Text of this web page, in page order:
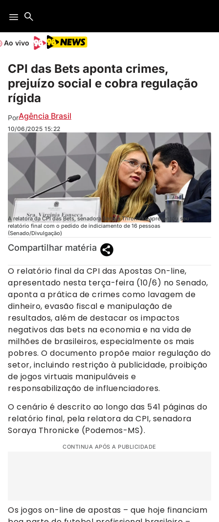
Ao vivo
CPI das Bets aponta crimes,
prejuízo social e cobra regulação
rígida
PorAgência Brasil
10/06/2025 15:22
A relatora da CPI das Bets, senadora Soraya Thronicke apresentou seu
relatório final com o pedido de indiciamento de 16 pessoas
(Senado/Divulgação)
Compartilhar matéria
O relatório final da CPI das Apostas On-line,
apresentado nesta terça-feira (10/6) no Senado,
aponta a prática de crimes como lavagem de
dinheiro, evasão fiscal e manipulação de
resultados, além de destacar os impactos
negativos das bets na economia e na vida de
milhões de brasileiros, especialmente os mais
pobres. O documento propõe maior regulação do
setor, incluindo restrição à publicidade, proibição
de jogos virtuais manipuláveis e
responsabilização de influenciadores.
O cenário é descrito ao longo das 541 páginas do
relatório final, pela relatora da CPI, senadora
Soraya Thronicke (Podemos-MS).
CONTINUA APÓS A PUBLICIDADE
Os jogos on-line de apostas – que hoje financiam